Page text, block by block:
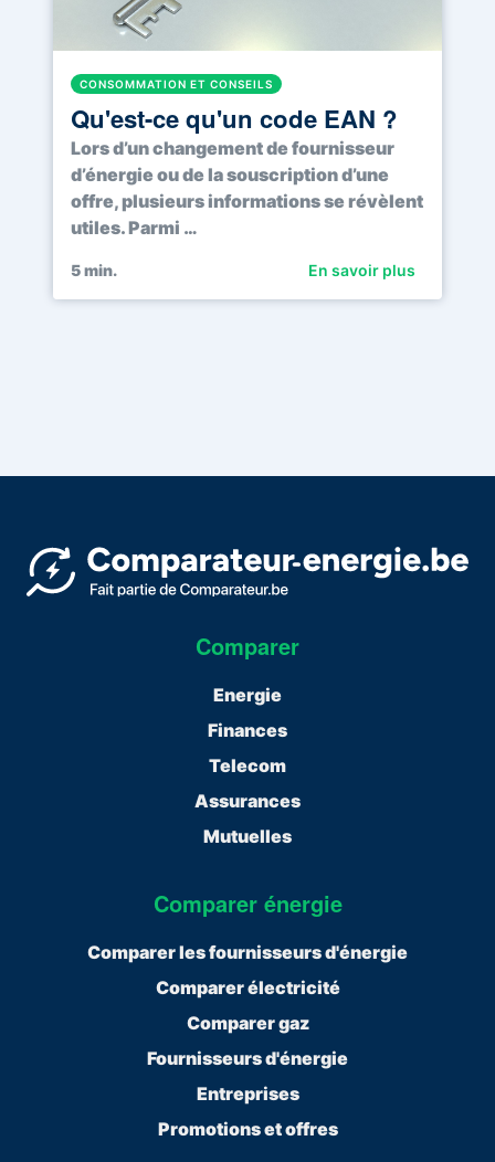
CONSOMMATION ET CONSEILS
Qu'est-ce qu'un code EAN ?
Lors d’un changement de fournisseur
d’énergie ou de la souscription d’une
offre, plusieurs informations se révèlent
utiles. Parmi …
5min. En savoir plus
Comparer
Energie
Finances
Telecom
Assurances
Mutuelles
Comparer énergie
Comparer les fournisseurs d'énergie
Comparer électricité
Comparer gaz
Fournisseurs d'énergie
Entreprises
Promotions et offres